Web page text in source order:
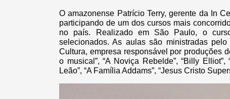
O amazonense Patrício Terry, gerente da In
participando de um dos cursos mais
no país. Realizado em São Paulo, o
selecionados. As aulas são ministradas
Cultura, empresa responsável por produções
o musical”, “A Noviça Rebelde”, “Billy
Leão”, “A Família Addams”, “Jesus Cristo